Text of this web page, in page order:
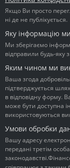
Якщо Ви просто
ні де не публікується.
Яку інформацію
Ми зберігаємо
відправили будь-яку
Яким чином ми
Ваша згода
підтверджується
в відповідну форму.
може бути доступна
використовуються
Умови обробки
Вашу адресу
передані третім